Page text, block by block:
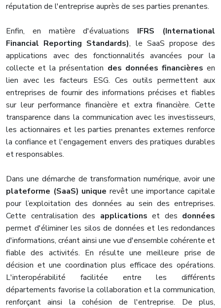
réputation de l'entreprise auprès de ses parties prenantes.
Enfin, en matière d'évaluations
IFRS (International
Financial Reporting Standards), le SaaS propose des
applications avec des fonctionnalités avancées pour la
collecte et la présentation des données financièresen
lien avec les facteurs ESG. Ces outils permettent aux
entreprises de fournir des informations précises et fiables
sur leur performance financière et extra financière. Cette
transparence dans la communication avec les investisseurs,
les actionnaires et les parties prenantes externes renforce
la confiance et l'engagement envers des pratiques durables
et responsables.
Dans une démarche de transformation numérique, avoir une
plateforme (SaaS) unique revêt une importance capitale
pour l’exploitation des données au sein des entreprises.
Cette centralisation des applications et des données
permet d'éliminer les silos de données et les redondances
d'informations, créant ainsi une vue d'ensemble cohérente et
fiable des activités. En résulte une meilleure prise de
décision et une coordination plus efficace des opérations.
L'interopérabilité facilitée entre les différents
départements favorise la collaboration et la communication,
renforçant ainsi la cohésion de l'entreprise. De plus,